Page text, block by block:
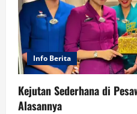
Info Berita
Kejutan Sederhana di
Alasannya